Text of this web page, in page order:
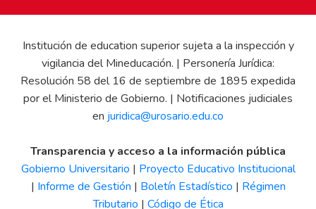
Institución de education superior sujeta a la inspección y
vigilancia del Mineducación. | Personería Jurídica:
Resolución 58 del 16 de septiembre de 1895 expedida
por el Ministerio de Gobierno. | Notificaciones judiciales
en juridica@urosario.edu.co
Transparencia y acceso a la información pública
Gobierno Universitario | Proyecto Educativo Institucional
| Informe de Gestión | Boletín Estadístico | Régimen
Tributario | Código de Ética